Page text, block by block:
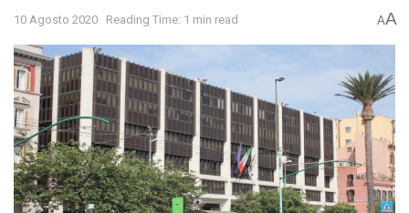
10 Agosto 2020 Reading Time: 1 min read AA